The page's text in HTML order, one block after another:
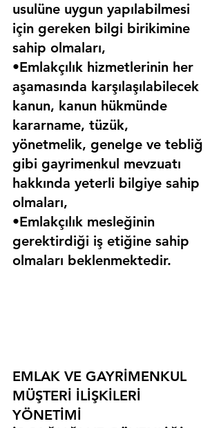
usulüne uygun yapılabilmesi
için gereken bilgi birikimine
sahip olmaları,
•Emlakçılık hizmetlerinin her
aşamasında karşılaşılabilecek
kanun, kanun hükmünde
kararname, tüzük,
yönetmelik, genelge ve tebliğ
gibi gayrimenkul mevzuatı
hakkında yeterli bilgiye sahip
olmaları,
•Emlakçılık mesleğinin
gerektirdiği iş etiğine sahip
olmaları beklenmektedir.
EMLAK VE GAYRİMENKUL
MÜŞTERİ İLİŞKİLERİ
YÖNETİMİ